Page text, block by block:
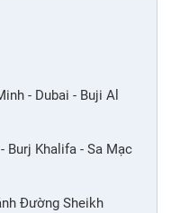
- Dubai - Buji Al
Burj Khalifa - Sa Mạc
Đường Sheikh